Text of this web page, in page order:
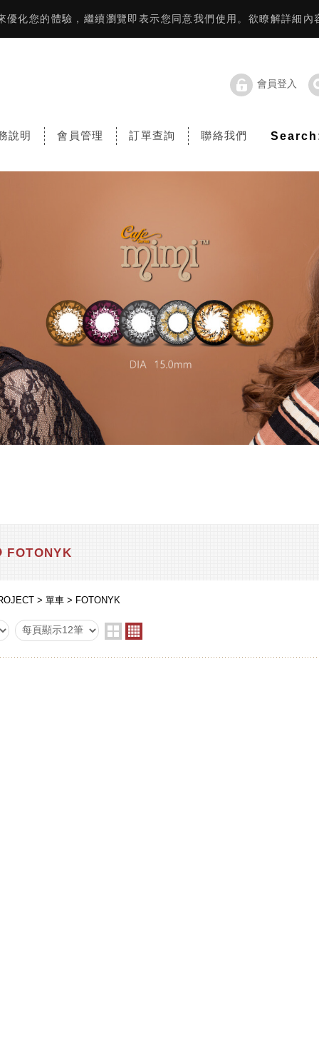
化您的體驗，繼續瀏覽即表示您同意我們使用。欲瞭解詳細內
會員登入
說明 會員管理 訂單查詢 聯絡我們
FOTONYK
單車 FOTONYK